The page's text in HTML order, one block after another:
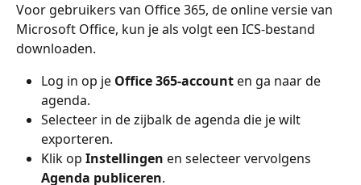
Voor gebruikers van Office 365, de online versie van
Microsoft Office, kun je als volgt een ICS-bestand
downloaden.
Log in op je Office 365-account en ga naar de
agenda.
Selecteer in de zijbalk de agenda die je wilt
exporteren.
Klik op Instellingen en selecteer vervolgens
Agenda publiceren.